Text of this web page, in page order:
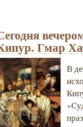
Гмар
В